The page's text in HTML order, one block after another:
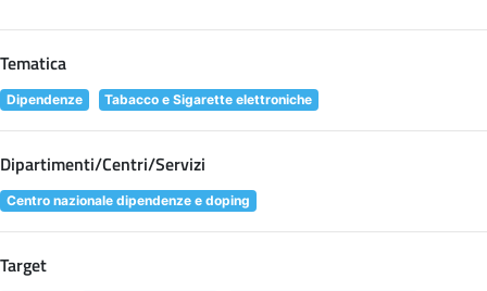
Tematica
Dipendenze Tabacco e Sigarette elettroniche
Dipartimenti/Centri/Servizi
Centro nazionale dipendenze e doping
Target